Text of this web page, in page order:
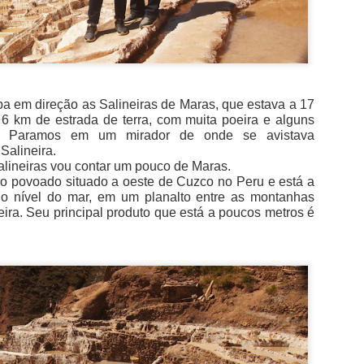
em direção as Salineiras de Maras, que estava a 17
km de estrada de terra, com muita poeira e alguns
Paramos em um mirador de onde se avistava
vou contar um pouco de Maras.
povoado situado a oeste de Cuzco no Peru e está a
nível do mar, em um planalto entre as montanhas
Seu principal produto que está a poucos metros é